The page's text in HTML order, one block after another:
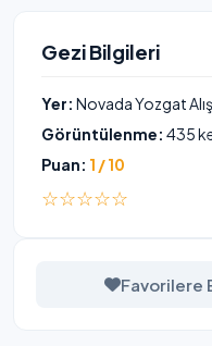
Gezi Bilgileri
Yer: Novada Yozgat
Görüntülenme: 435
Puan: 1 / 10
☆☆☆☆☆
Favorilere